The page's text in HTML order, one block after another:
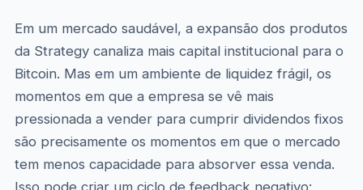
Em um mercado saudável, a expansão dos produtos
da Strategy canaliza mais capital institucional para o
Bitcoin. Mas em um ambiente de liquidez frágil, os
momentos em que a empresa se vê mais
pressionada a vender para cumprir dividendos fixos
são precisamente os momentos em que o mercado
tem menos capacidade para absorver essa venda.
Isso pode criar um ciclo de feedback negativo: